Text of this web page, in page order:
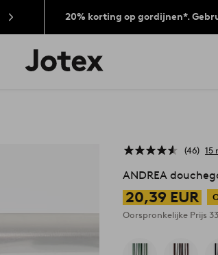
20% korting op gordijnen*.
Jotex
logo
46 15
ANDREA
20,39 EUR
Oorspronkelijke Prijs